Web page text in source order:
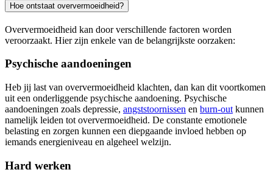
Hoe ontstaat oververmoeidheid?
Oververmoeidheid kan door verschillende factoren worden
veroorzaakt. Hier zijn enkele van de belangrijkste oorzaken:
Psychische aandoeningen
Heb jij last van oververmoeidheid klachten, dan kan dit voortkomen
uit een onderliggende psychische aandoening. Psychische
aandoeningen zoals depressie, angststoornissen en burn-out kunnen
namelijk leiden tot oververmoeidheid. De constante emotionele
belasting en zorgen kunnen een diepgaande invloed hebben op
iemands energieniveau en algeheel welzijn.
Hard werken